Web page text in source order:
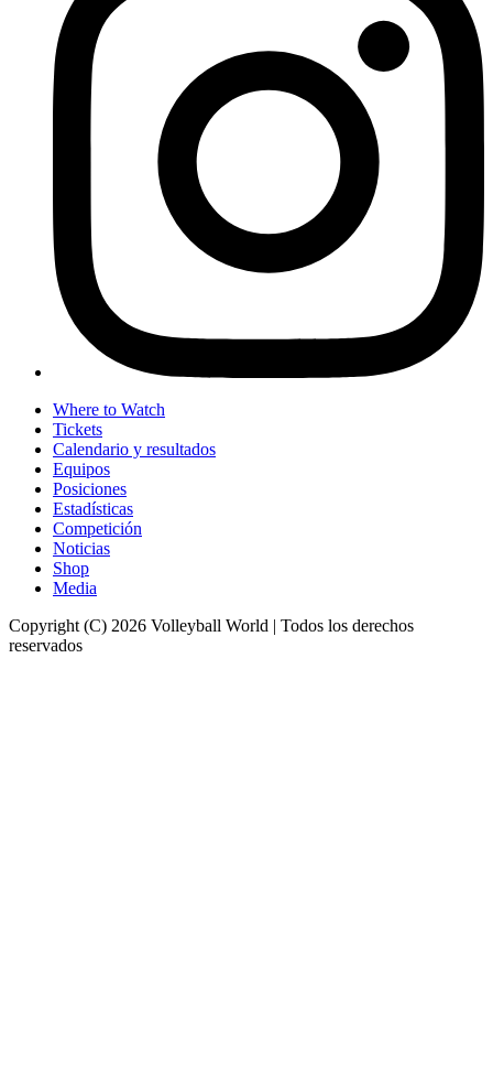
Where to Watch
Tickets
Calendario y resultados
Equipos
Posiciones
Estadísticas
Competición
Noticias
Shop
Media
Copyright (C) 2026 Volleyball World | Todos los derechos
reservados